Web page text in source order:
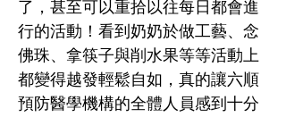
了，甚至可以重拾以往每日都會進
行的活動！看到奶奶於做工藝、念
佛珠、拿筷子與削水果等等活動上
都變得越發輕鬆自如，真的讓六順
預防醫學機構的全體人員感到十分